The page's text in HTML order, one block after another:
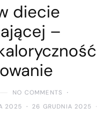
diecie
–
NO COMMENTS
2025
26 GRUDNIA 2025